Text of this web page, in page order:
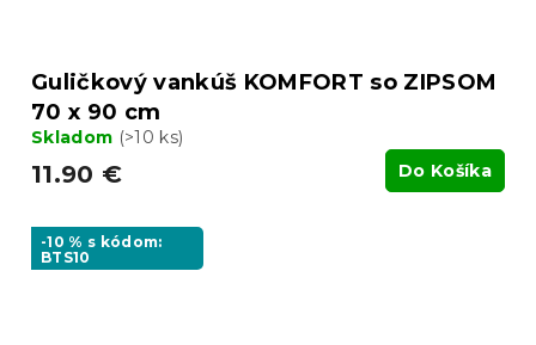
Guličkový vankúš KOMFORT so ZIPSOM
70 x 90 cm
Skladom (>10 ks)
11.90 € Do Košíka
-10 % s kódom:
BTS10